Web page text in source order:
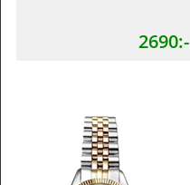
2690:-